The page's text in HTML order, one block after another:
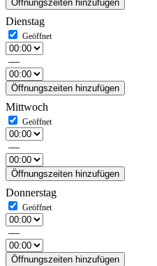
Öffnungszeiten hinzufügen
Dienstag
—
Öffnungszeiten hinzufügen
Mittwoch
—
Öffnungszeiten hinzufügen
Donnerstag
—
Öffnungszeiten hinzufügen